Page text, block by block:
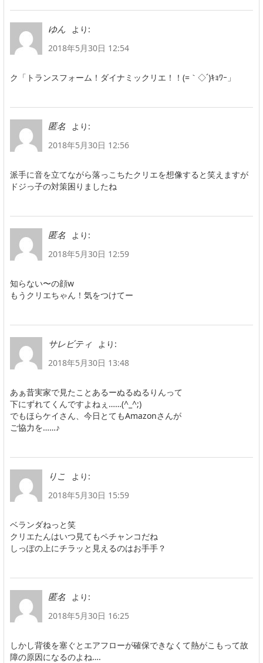
ゆん
より:
2018年5月30日 12:54
ク「トランスフォーム！ダイナミックリエ！！(=｀◇´)ｷｮﾜｰ」
匿名
より:
2018年5月30日 12:56
派手に音を立てながら落っこちたクリエを想像すると笑えますが
ドジっ子の対策困りましたね
匿名
より:
2018年5月30日 12:59
知らない〜の顔w
もうクリエちゃん！気をつけてー
サレビティ
より:
2018年5月30日 13:48
あぁ昔実家で見たことあるーぬるぬるりんって
下にずれてくんですよねぇ……(^_^;)
でもほらケイさん、今日とてもAmazonさんが
ご協力を……♪
りこ
より:
2018年5月30日 15:59
ベランダねっと笑
クリエたんはいつ見てもペチャンコだね
しっぽの上にチラッと見えるのはお手手？
匿名
より:
2018年5月30日 16:25
しかし背後を塞ぐとエアフローが確保できなくて熱がこもって故
障の原因になるのよね….